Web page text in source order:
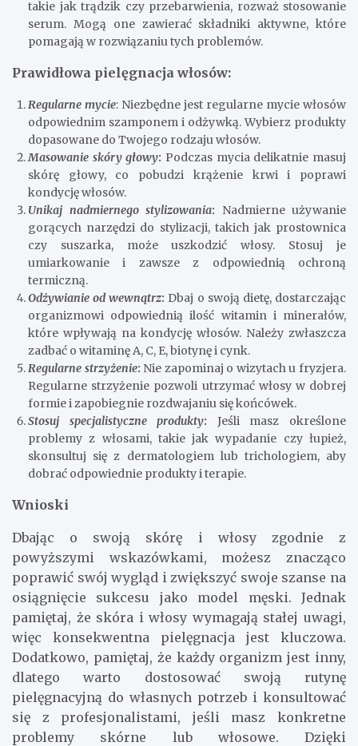
takie jak trądzik czy przebarwienia, rozważ stosowanie
serum. Mogą one zawierać składniki aktywne, które
pomagają w rozwiązaniu tych problemów.
Prawidłowa pielęgnacja włosów:
Regularne mycie: Niezbędne jest regularne mycie włosów
odpowiednim szamponem i odżywką. Wybierz produkty
dopasowane do Twojego rodzaju włosów.
Masowanie skóry głowy: Podczas mycia delikatnie masuj
skórę głowy, co pobudzi krążenie krwi i poprawi
kondycję włosów.
Unikaj nadmiernego stylizowania: Nadmierne używanie
gorących narzędzi do stylizacji, takich jak prostownica
czy suszarka, może uszkodzić włosy. Stosuj je
umiarkowanie i zawsze z odpowiednią ochroną
termiczną.
Odżywianie od wewnątrz: Dbaj o swoją dietę, dostarczając
organizmowi odpowiednią ilość witamin i minerałów,
które wpływają na kondycję włosów. Należy zwłaszcza
zadbać o witaminę A, C, E, biotynę i cynk.
Regularne strzyżenie: Nie zapominaj o wizytach u fryzjera.
Regularne strzyżenie pozwoli utrzymać włosy w dobrej
formie i zapobiegnie rozdwajaniu się końcówek.
Stosuj specjalistyczne produkty: Jeśli masz określone
problemy z włosami, takie jak wypadanie czy łupież,
skonsultuj się z dermatologiem lub trichologiem, aby
dobrać odpowiednie produkty i terapie.
Wnioski
Dbając o swoją skórę i włosy zgodnie z
powyższymi wskazówkami, możesz znacząco
poprawić swój wygląd i zwiększyć swoje szanse na
osiągnięcie sukcesu jako model męski. Jednak
pamiętaj, że skóra i włosy wymagają stałej uwagi,
więc konsekwentna pielęgnacja jest kluczowa.
Dodatkowo, pamiętaj, że każdy organizm jest inny,
dlatego warto dostosować swoją rutynę
pielęgnacyjną do własnych potrzeb i konsultować
się z profesjonalistami, jeśli masz konkretne
problemy skórne lub włosowe. Dzięki